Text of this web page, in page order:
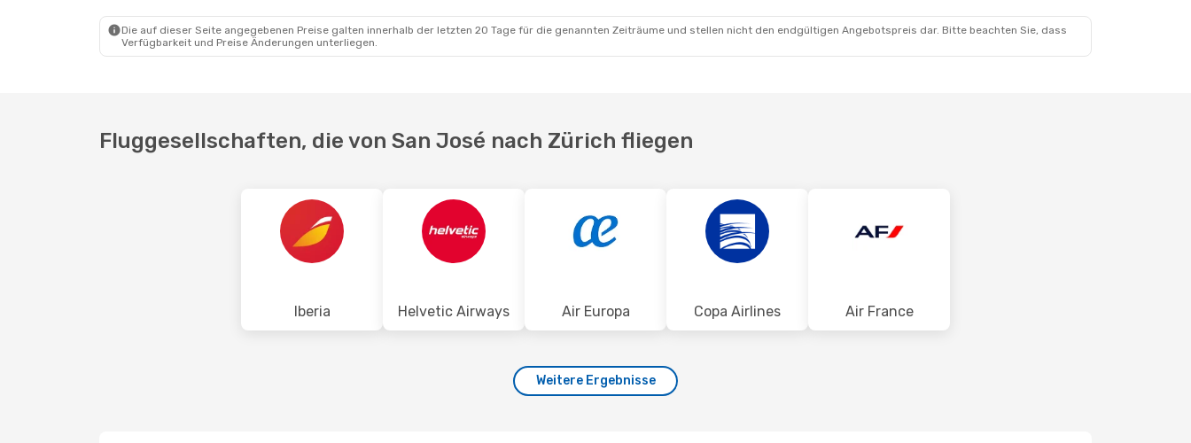
1 Zwischenstopp
Die auf dieser Seite angegebenen Preise galten innerhalb der letzten 20 Tage für die genannten Zeiträume und stellen nicht den endgültigen Angebotspreis dar. Bitte beachten Sie, dass
Verfügbarkeit und Preise Änderungen unterliegen.
Fluggesellschaften, die von San José nach Zürich fliegen
Iberia Helvetic Airways Air Europa Copa Airlines Air France
Weitere Ergebnisse